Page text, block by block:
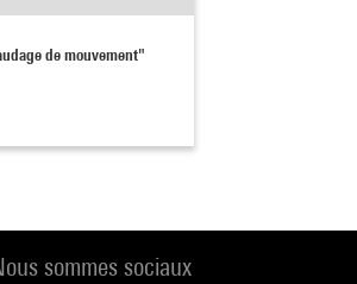
de mouvement"
sommes sociaux